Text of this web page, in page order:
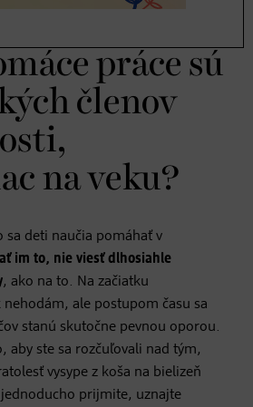
toto je už „first class“. Ale zasa,
práce sú
členov
na veku?
sa deti naučia pomáhať v
im to, nie viesť dlhosiahle
, ako na to. Na začiatku
ale postupom času sa
stanú skutočne pevnou oporou.
aby ste sa rozčuľovali nad tým,
vysype z koša na bielizeň
prijmite, uznajte